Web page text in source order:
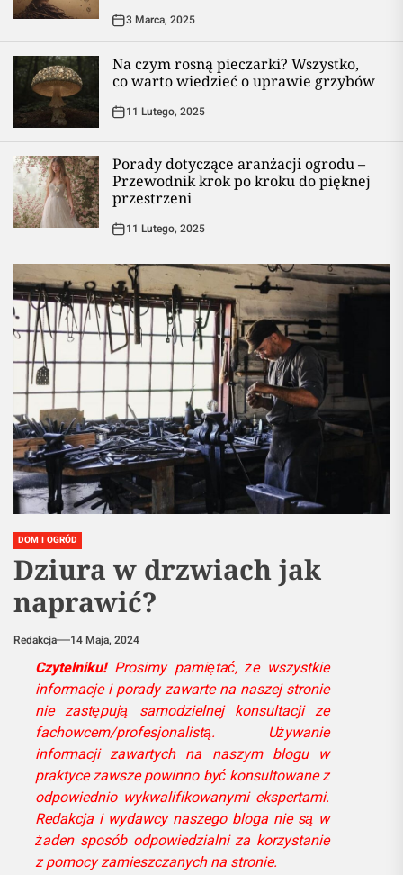
3 Marca, 2025
Na czym rosną pieczarki? Wszystko,
co warto wiedzieć o uprawie grzybów
11 Lutego, 2025
Porady dotyczące aranżacji ogrodu –
Przewodnik krok po kroku do pięknej
przestrzeni
11 Lutego, 2025
DOM I OGRÓD
Dziura w drzwiach jak
naprawić?
Redakcja 14 Maja, 2024
Czytelniku!Prosimy pamiętać, że wszystkie
informacje i porady zawarte na naszej stronie
nie zastępują samodzielnej konsultacji ze
fachowcem/profesjonalistą. Używanie
informacji zawartych na naszym blogu w
praktyce zawsze powinno być konsultowane z
odpowiednio wykwalifikowanymi ekspertami.
Redakcja i wydawcy naszego bloga nie są w
żaden sposób odpowiedzialni za korzystanie
z pomocy zamieszczanych na stronie.